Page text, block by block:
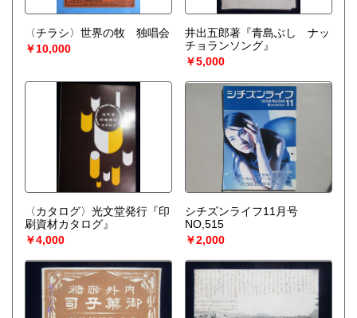
〈チラシ〉世界の牧 独唱会
￥10,000
井出五郎著『青島ぶし ナッ
チョランソング』
￥5,000
〈カタログ〉光文堂発行『印
刷資材カタログ』
￥4,000
シチズンライフ11月号
NO,515
￥2,000